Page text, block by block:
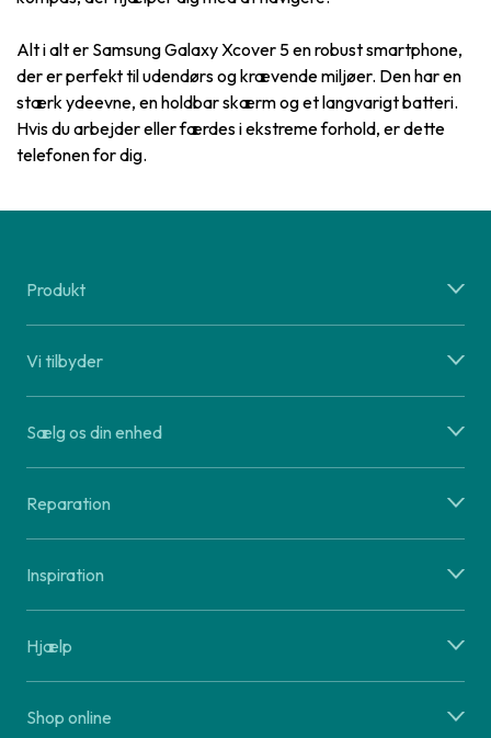
Alt i alt er Samsung Galaxy Xcover 5 en robust smartphone,
der er perfekt til udendørs og krævende miljøer. Den har en
stærk ydeevne, en holdbar skærm og et langvarigt batteri.
Hvis du arbejder eller færdes i ekstreme forhold, er dette
telefonen for dig.
Produkt
Vi tilbyder
Sælg os din enhed
Reparation
Inspiration
Hjælp
Shop online